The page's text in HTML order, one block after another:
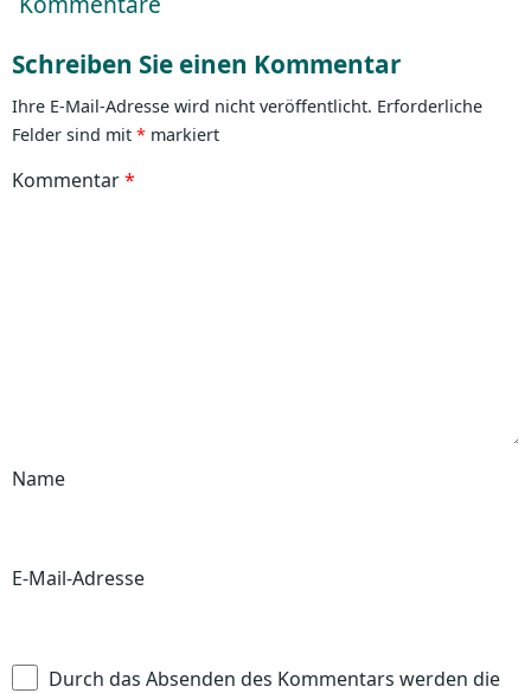
Schreiben Sie einen Kommentar
Ihre E-Mail-Adresse wird nicht veröffentlicht. Erforderliche
Felder sind mit * markiert
Kommentar*
Name
E-Mail-Adresse
Durch das Absenden des Kommentars werden die